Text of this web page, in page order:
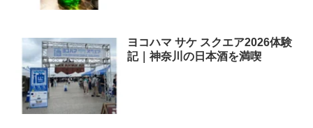
ヨコハマ サケ スクエア2026体験
記｜神奈川の日本酒を満喫